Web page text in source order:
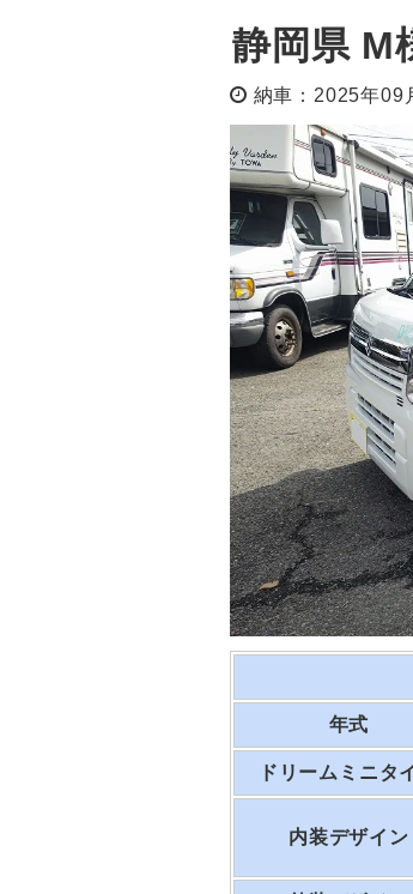
静岡県 M
納車：2025年09
年式
ドリームミニタ
内装デザイン